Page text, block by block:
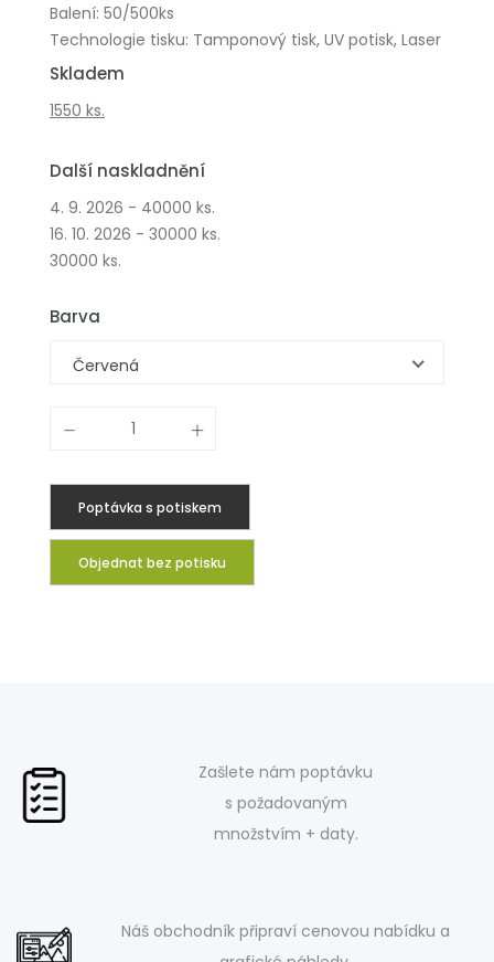
Balení: 50/500ks
Technologie tisku: Tamponový tisk, UV potisk, Laser
Skladem
1550 ks.
Další naskladnění
4. 9. 2026 - 40000 ks.
16. 10. 2026 - 30000 ks.
30000 ks.
Barva
Červená
Poptávka s potiskem
Objednat bez potisku
Zašlete nám poptávku
s požadovaným
množstvím + daty.
Náš obchodník připraví cenovou nabídku a